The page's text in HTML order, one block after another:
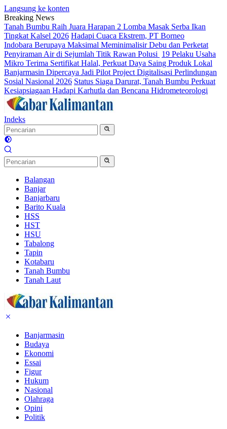
Langsung ke konten
Breaking News
Tanah Bumbu Raih Juara Harapan 2 Lomba Masak Serba Ikan
Tingkat Kalsel 2026 Hadapi Cuaca Ekstrem, PT Borneo
Indobara Berupaya Maksimal Meminimalisir Debu dan Perketat
Penyiraman Air di Sejumlah Titik Rawan Polusi 19 Pelaku Usaha
Mikro Terima Sertifikat Halal, Perkuat Daya Saing Produk Lokal
Banjarmasin Dipercaya Jadi Pilot Project Digitalisasi Perlindungan
Sosial Nasional 2026 Status Siaga Darurat, Tanah Bumbu Perkuat
Kesiapsiagaan Hadapi Karhutla dan Bencana Hidrometeorologi
Indeks
Balangan
Banjar
Banjarbaru
Barito Kuala
HSS
HST
HSU
Tabalong
Tapin
Kotabaru
Tanah Bumbu
Tanah Laut
Banjarmasin
Budaya
Ekonomi
Essai
Figur
Hukum
Nasional
Olahraga
Opini
Politik